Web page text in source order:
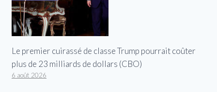
Le premier cuirassé de classe Trump pourrait coûter
plus de 23 milliards de dollars (CBO)
6 août 2026